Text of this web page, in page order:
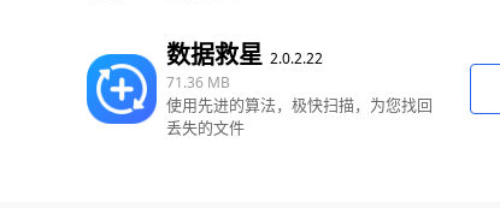
数据救星 2.0.2.22
71.36 MB
使用先进的算法，极快扫描，为您找回
丢失的文件